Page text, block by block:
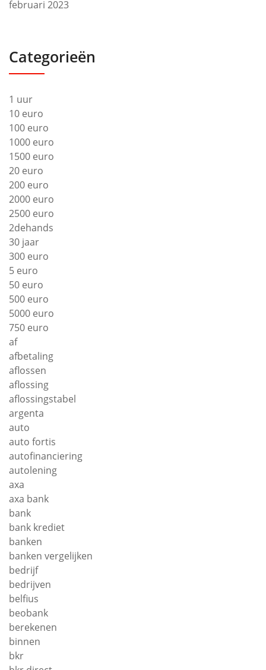
februari 2023
Categorieën
1 uur
10 euro
100 euro
1000 euro
1500 euro
20 euro
200 euro
2000 euro
2500 euro
2dehands
30 jaar
300 euro
5 euro
50 euro
500 euro
5000 euro
750 euro
af
afbetaling
aflossen
aflossing
aflossingstabel
argenta
auto
auto fortis
autofinanciering
autolening
axa
axa bank
bank
bank krediet
banken
banken vergelijken
bedrijf
bedrijven
belfius
beobank
berekenen
binnen
bkr